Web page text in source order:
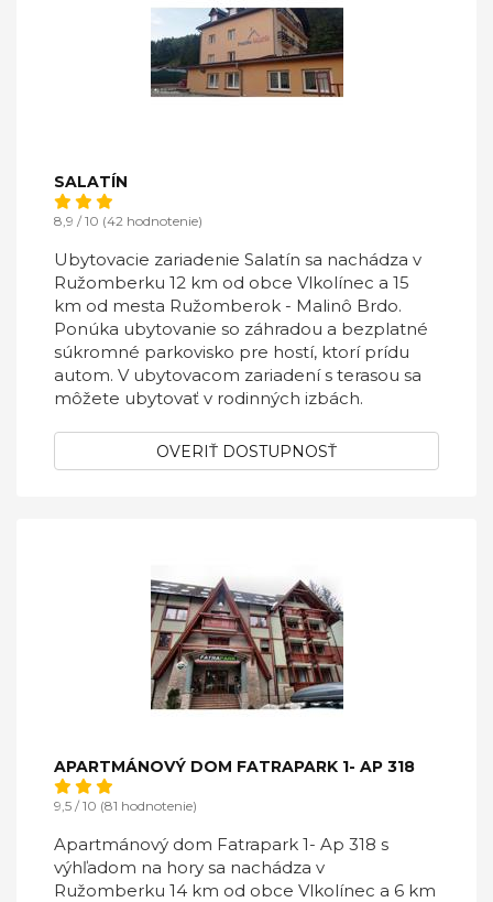
SALATÍN
8,9 / 10 (42 hodnotenie)
Ubytovacie zariadenie Salatín sa nachádza v
Ružomberku 12 km od obce Vlkolínec a 15
km od mesta Ružomberok - Malinô Brdo.
Ponúka ubytovanie so záhradou a bezplatné
súkromné parkovisko pre hostí, ktorí prídu
autom. V ubytovacom zariadení s terasou sa
môžete ubytovať v rodinných izbách.
OVERIŤ DOSTUPNOSŤ
APARTMÁNOVÝ DOM FATRAPARK 1- AP 318
9,5 / 10 (81 hodnotenie)
Apartmánový dom Fatrapark 1- Ap 318 s
výhľadom na hory sa nachádza v
Ružomberku 14 km od obce Vlkolínec a 6 km